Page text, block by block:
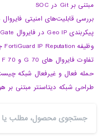
مبتنی بر Git در SOC
بررسی قابلیت‌های امنیتی فایروال Sophos؛ از IPS تا Web Filtering
پیکربندی Geo IP در فایروال FortiGate چگونه انجام می‌شود؟
وظیفه FortiGuard IP Reputation چیست؟
تفاوت فایروال های 70 G و 70 F و 60F فورتی‌گیت
حمله فعال و غیرفعال شبکه
طراحی شبکه دیتاسنتر مبتنی